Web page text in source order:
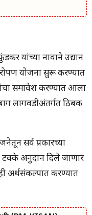
यांच्या नावाने उद्यान
योजना सुरू करण्यात
समावेश करण्यात आला
लागवडीअंतर्गत ठिबक
सर्व प्रकारच्या
अनुदान दिले जाणार
अर्थसंकल्पात करण्यात